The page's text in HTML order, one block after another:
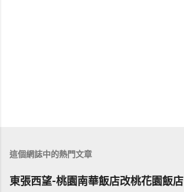
這個網誌中的熱門文章
東張西望-桃園南華飯店改桃花園飯店